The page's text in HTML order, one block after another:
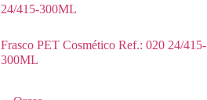
Frasco PET Cosmético Ref.: 020 24/415-
300ML